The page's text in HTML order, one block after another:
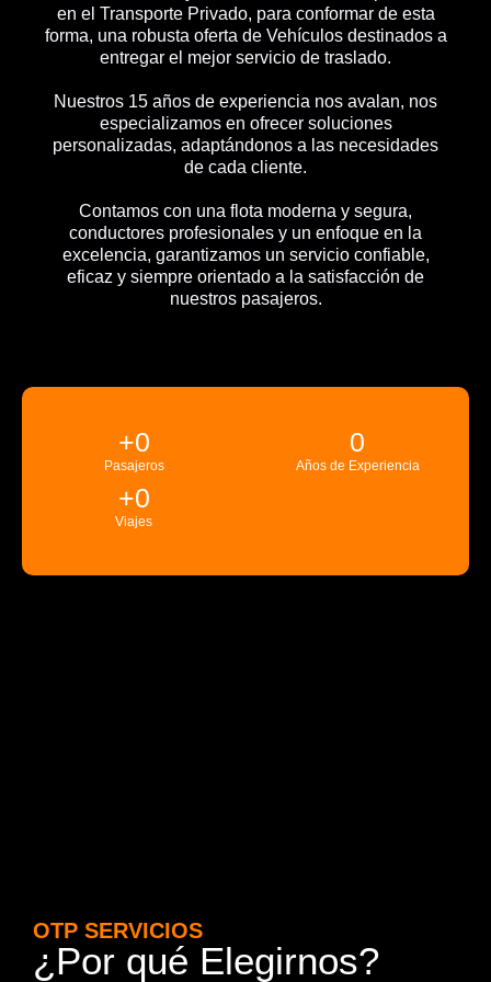
en el Transporte Privado, para conformar de esta
forma, una robusta oferta de Vehículos destinados a
entregar el mejor servicio de traslado.
Nuestros 15 años de experiencia nos avalan, nos
especializamos en ofrecer soluciones
personalizadas, adaptándonos a las necesidades
de cada cliente.
Contamos con una flota moderna y segura,
conductores profesionales y un enfoque en la
excelencia, garantizamos un servicio confiable,
eficaz y siempre orientado a la satisfacción de
nuestros pasajeros.
Pasajeros
+0
Años de Experiencia
0
Viajes
+0
OTP SERVICIOS
¿Por qué Elegirnos?